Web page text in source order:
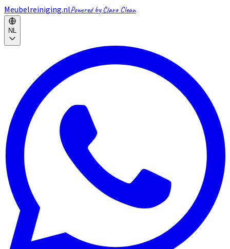
Meubelreiniging.nlPowered by Claro Clean
NL